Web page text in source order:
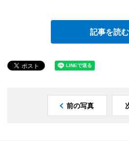
記事を読む
前の写真